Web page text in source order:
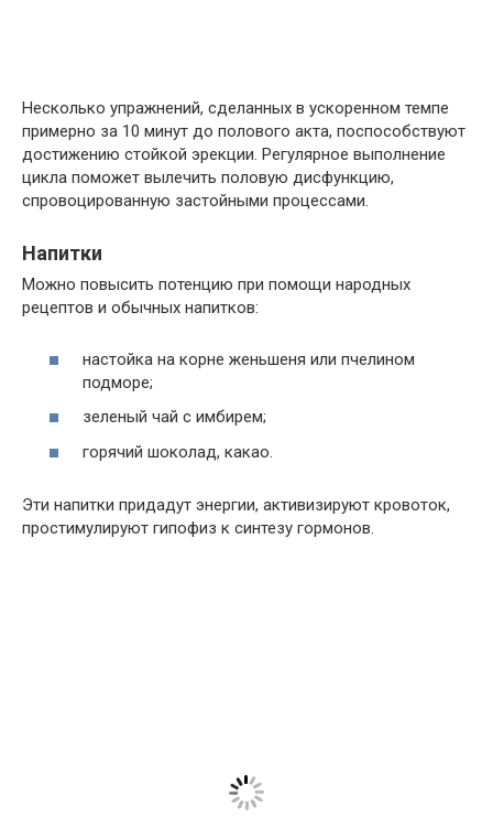
Несколько упражнений, сделанных в ускоренном темпе
примерно за 10 минут до полового акта, поспособствуют
достижению стойкой эрекции. Регулярное выполнение
цикла поможет вылечить половую дисфункцию,
спровоцированную застойными процессами.
Напитки
Можно повысить потенцию при помощи народных
рецептов и обычных напитков:
настойка на корне женьшеня или пчелином
подморе;
зеленый чай с имбирем;
горячий шоколад, какао.
Эти напитки придадут энергии, активизируют кровоток,
простимулируют гипофиз к синтезу гормонов.